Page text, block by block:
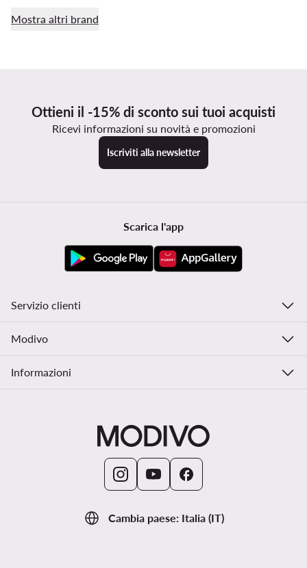
Mostra altri brand
Ottieni il -15% di sconto sui tuoi acquisti
Ricevi informazioni su novità e promozioni
Iscriviti alla newsletter
Cambia paese: Italia (IT)
Scarica l'app
Servizio clienti
Modivo
Informazioni